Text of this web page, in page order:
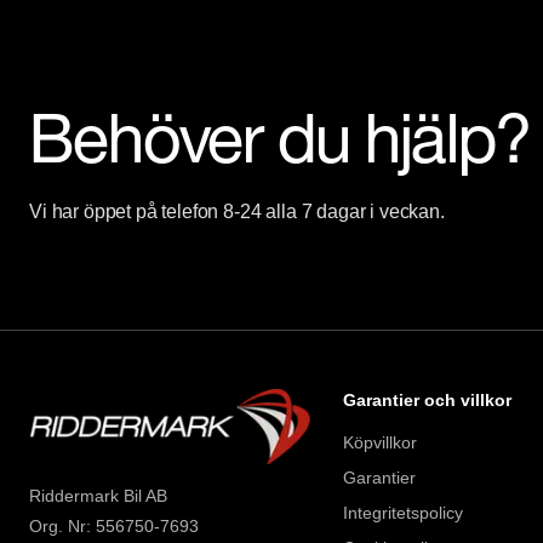
hjuluppsättningar till bra priser. Gör ditt bilköp tryggt och enkelt
Med korta lagertider försvinner våra bilar snabbt! Ring oss idag
erbjuder även skräddarsydd finansiering och 14 dagars fri
Se hur vi genomför våra tester här:
Behöver du hjälp?
Vi har öppet på telefon 8-24 alla 7 dagar i veckan.
Riddermark Bil AB
Org. Nr: 556750-7693
Garantier och villkor
Köpvillkor
Garantier
Integritetspolicy